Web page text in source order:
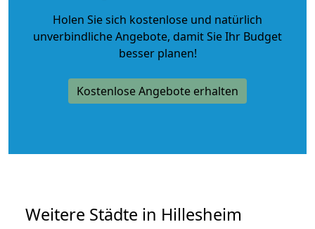
Holen Sie sich kostenlose und natürlich
unverbindliche Angebote, damit Sie Ihr Budget
besser planen!
Kostenlose Angebote erhalten
Weitere Städte in Hillesheim